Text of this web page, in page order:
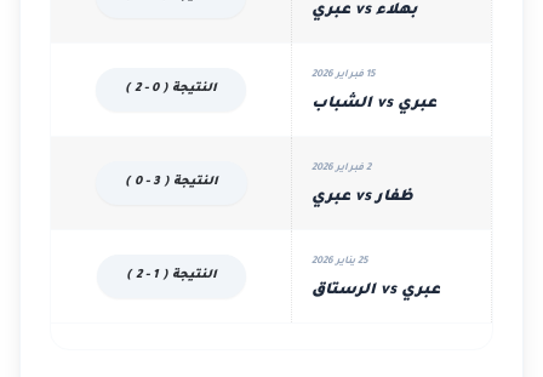
بهلاء vs عبري
15 فبراير 2026
عبري vs الشباب
النتيجة ( 0 - 2 )
2 فبراير 2026
ظفار vs عبري
النتيجة ( 3 - 0 )
25 يناير 2026
عبري vs الرستاق
النتيجة ( 1 - 2 )